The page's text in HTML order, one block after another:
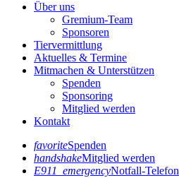
Über uns
Gremium-Team
Sponsoren
Tiervermittlung
Aktuelles & Termine
Mitmachen & Unterstützen
Spenden
Sponsoring
Mitglied werden
Kontakt
favoriteSpenden
handshakeMitglied werden
E911_emergencyNotfall-Telefon